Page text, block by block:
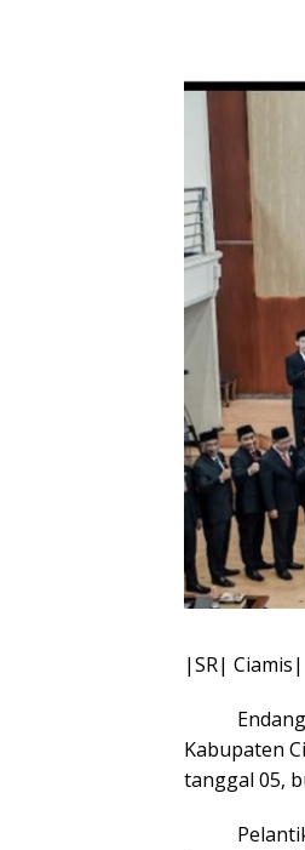
|SR| Ciamis|
Endang
Kabupaten
tanggal 05,
Pelantikan